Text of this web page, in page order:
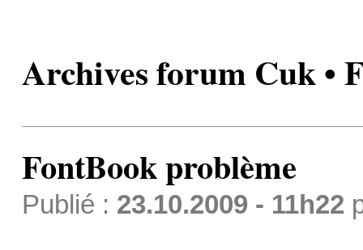
Archives forum Cuk •
FontBook problème
Publié : 23.10.2009 - 11h22